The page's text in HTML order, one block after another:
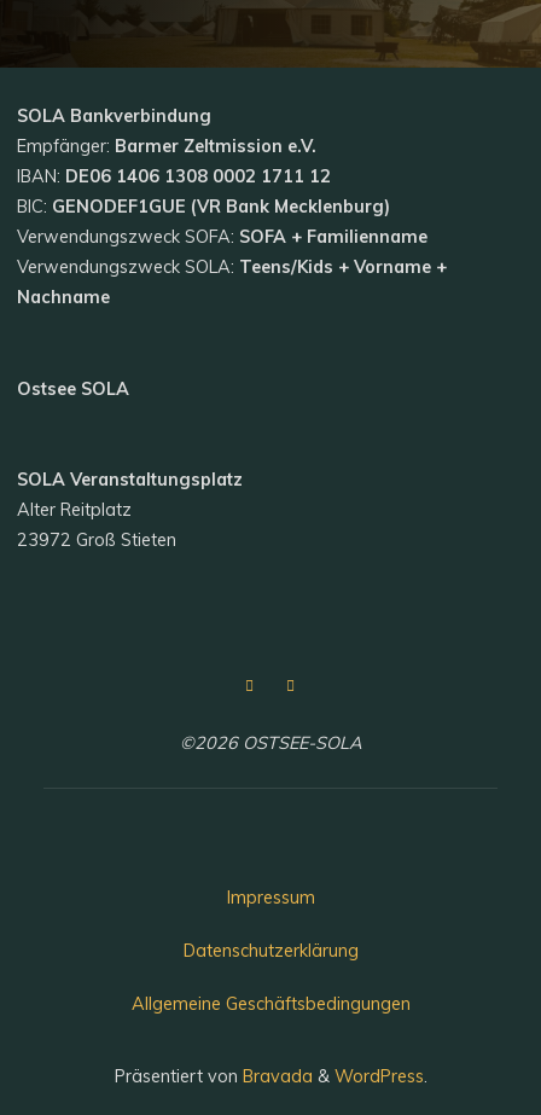
SOLA Bankverbindung
Empfänger: Barmer Zeltmission e.V.
IBAN: DE06 1406 1308 0002 1711 12
BIC: GENODEF1GUE (VR Bank Mecklenburg)
Verwendungszweck SOFA: SOFA + Familienname
Verwendungszweck SOLA: Teens/Kids + Vorname +
Nachname
Ostsee SOLA
SOLA Veranstaltungsplatz
Alter Reitplatz
23972 Groß Stieten
©2026 OSTSEE-SOLA
Impressum
Datenschutzerklärung
Allgemeine Geschäftsbedingungen
Präsentiert von Bravada & WordPress.